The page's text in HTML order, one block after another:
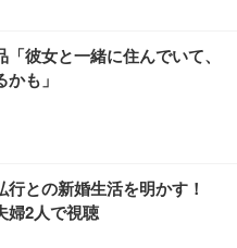
彼女と一緒に住んでいて、
も」
との新婚生活を明かす！
婦2人で視聴